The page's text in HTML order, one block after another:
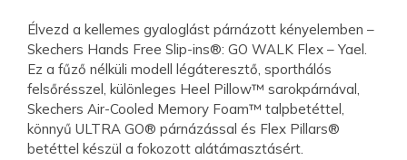
Élvezd a kellemes gyaloglást párnázott kényelemben –
Skechers Hands Free Slip-ins®: GO WALK Flex – Yael.
Ez a fűző nélküli modell légáteresztő, sporthálós
felsőrésszel, különleges Heel Pillow™ sarokpárnával,
Skechers Air-Cooled Memory Foam™ talpbetéttel,
könnyű ULTRA GO® párnázással és Flex Pillars®
betéttel készül a fokozott alátámasztásért.